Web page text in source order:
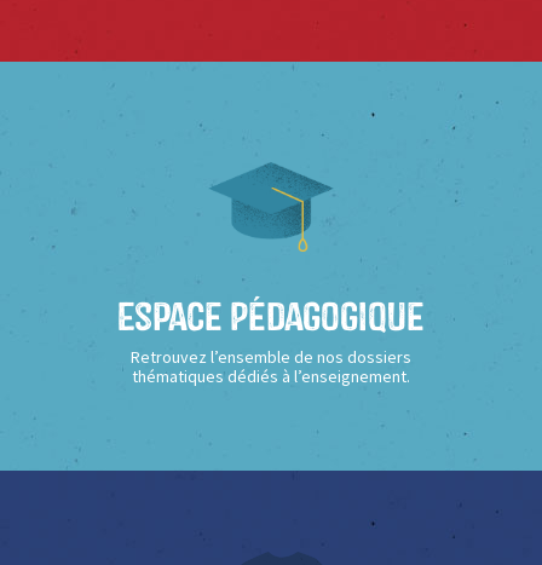
Espace Pédagogique
Retrouvez l’ensemble de nos dossiers
thématiques dédiés à l’enseignement.